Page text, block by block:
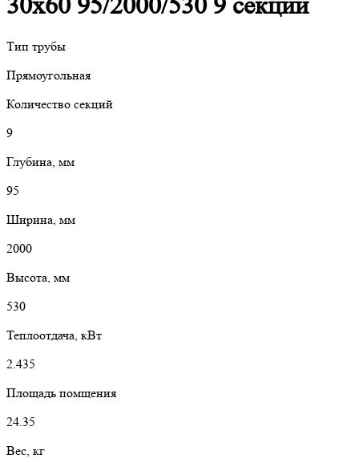
30х60 95/2000/530 9 секций
Тип трубы
Прямоугольная
Количество секций
9
Глубина, мм
95
Ширина, мм
2000
Высота, мм
530
Теплоотдача, кВт
2.435
Площадь помщения
24.35
Вес, кг